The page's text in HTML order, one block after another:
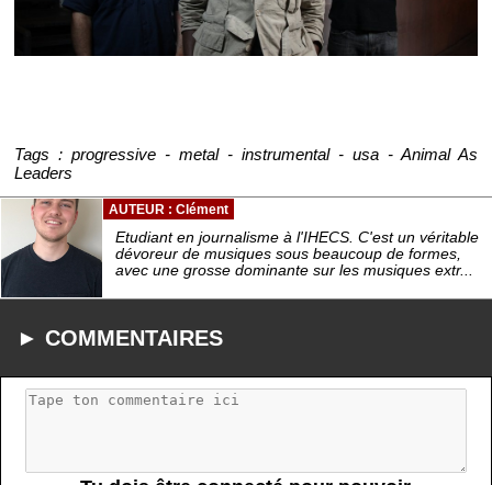
Tags : progressive - metal - instrumental - usa - Animal As
Leaders
AUTEUR : Clément
Etudiant en journalisme à l'IHECS. C'est un véritable
dévoreur de musiques sous beaucoup de formes,
avec une grosse dominante sur les musiques extr...
► COMMENTAIRES